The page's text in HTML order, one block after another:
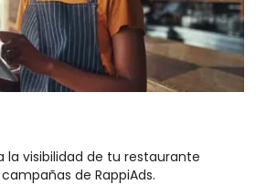
la visibilidad de tu restaurante
de RappiAds.